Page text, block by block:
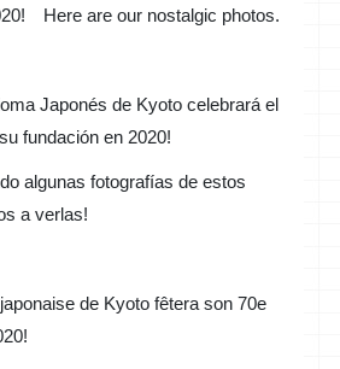
Here are our nostalgic photos.
Japonés de Kyoto celebrará el
fundación en 2020!
algunas fotografías de estos
a verlas!
de Kyoto fêtera son 70e